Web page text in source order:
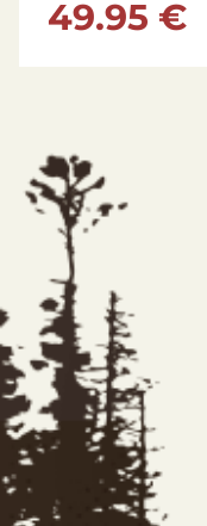
49.95 €